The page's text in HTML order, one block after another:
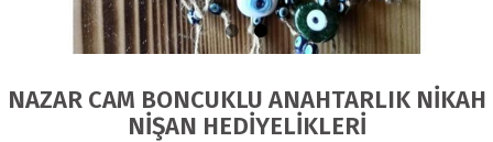
NAZAR CAM BONCUKLU ANAHTARLIK NİKAH
NİŞAN HEDİYELİKLERİ